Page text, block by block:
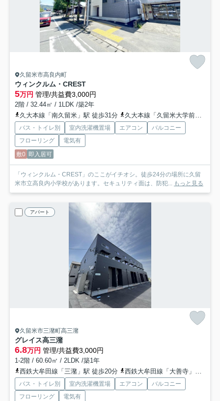
久留米市高良内町
ウィンクルム・CREST
5万円 管理/共益費3,000円
2階 / 32.44㎡ / 1LDK /築2年
久大本線「南久留米」駅 徒歩31分
久大本線「久留米大学前」駅 徒歩34分
バス・トイレ別 室内洗濯機置場 エアコン
バルコニー
フローリング
電気有
敷0 即入居可
「ウィンクルム・CREST」のここがイチオシ。徒歩24分の場所に久留
米市立高良内小学校があります。セキュリティ面は、防犯... もっと見る
アパート
久留米市三潴町高三潴
グレイス高三潴
6.8万円 管理/共益費3,000円
1-2階 / 60.60㎡ / 2LDK /築1年
西鉄大牟田線「三潴」駅 徒歩20分
西鉄大牟田線「大善寺」駅 徒歩31分
バス・トイレ別 室内洗濯機置場 エアコン
バルコニー
フローリング
電気有